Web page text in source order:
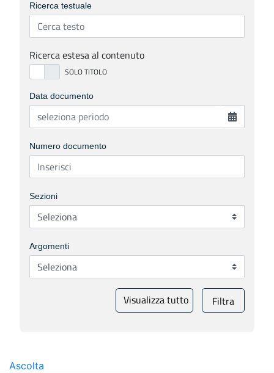
Ricerca testuale
Ricerca estesa al contenuto
Data documento
Numero documento
Sezioni
Argomenti
Visualizza tutto Filtra
Ascolta